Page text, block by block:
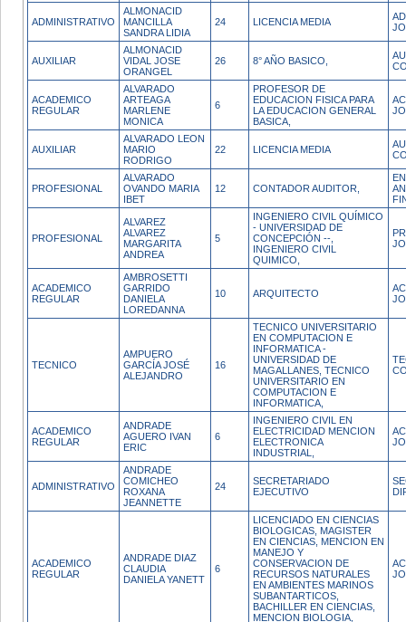
ADMINISTRATIVO
ALMONACID
MANCILLA
SANDRA LIDIA
24 LICENCIA MEDIA
AUXILIAR
ALMONACID
VIDAL JOSE
ORANGEL
26 8° AÑO BASICO,
ACADEMICO
REGULAR
ALVARADO
ARTEAGA
MARLENE
MONICA
6
PROFESOR DE
EDUCACION FISICA PARA
LA EDUCACION GENERAL
BASICA,
AUXILIAR
ALVARADO LEON
MARIO
RODRIGO
22 LICENCIA MEDIA
PROFESIONAL
ALVARADO
OVANDO MARIA
IBET
12 CONTADOR AUDITOR,
PROFESIONAL
ALVAREZ
ALVAREZ
MARGARITA
ANDREA
5
INGENIERO CIVIL QUÍMICO
- UNIVERSIDAD DE
CONCEPCIÓN --,
INGENIERO CIVIL
QUIMICO,
ACADEMICO
REGULAR
AMBROSETTI
GARRIDO
DANIELA
LOREDANNA
10 ARQUITECTO
TECNICO
AMPUERO
GARCÍA JOSÉ
ALEJANDRO
16
TECNICO UNIVERSITARIO
EN COMPUTACION E
INFORMATICA -
UNIVERSIDAD DE
MAGALLANES, TECNICO
UNIVERSITARIO EN
COMPUTACION E
INFORMATICA,
ACADEMICO
REGULAR
ANDRADE
AGUERO IVAN
ERIC
6
INGENIERO CIVIL EN
ELECTRICIDAD MENCION
ELECTRONICA
INDUSTRIAL,
ADMINISTRATIVO
ANDRADE
COMICHEO
ROXANA
JEANNETTE
24
SECRETARIADO
EJECUTIVO
ACADEMICO
REGULAR
ANDRADE DIAZ
CLAUDIA
DANIELA YANETT
6
LICENCIADO EN CIENCIAS
BIOLOGICAS, MAGISTER
EN CIENCIAS, MENCION EN
MANEJO Y
CONSERVACION DE
RECURSOS NATURALES
EN AMBIENTES MARINOS
SUBANTARTICOS,
BACHILLER EN CIENCIAS,
MENCION BIOLOGIA,